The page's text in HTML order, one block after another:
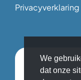
Privacyverklaring
We
dat onze